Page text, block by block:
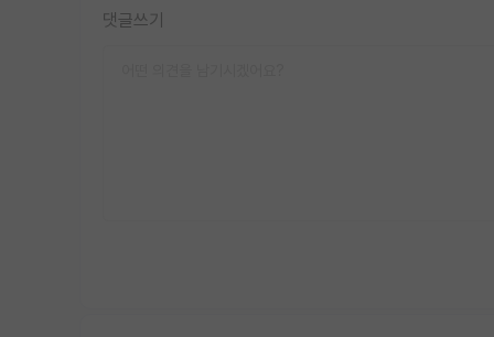
댓글쓰기